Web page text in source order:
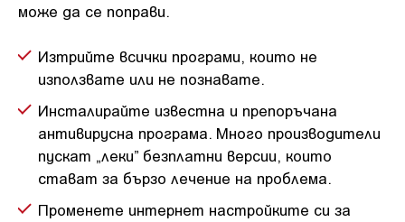
може да се поправи.
Изтрийте всички програми, които не
използвате или не познавате.
Инсталирайте известна и препоръчана
антивирусна програма. Много производители
пускат „леки” безплатни версии, които
стават за бързо лечение на проблема.
Променете интернет настройките си за